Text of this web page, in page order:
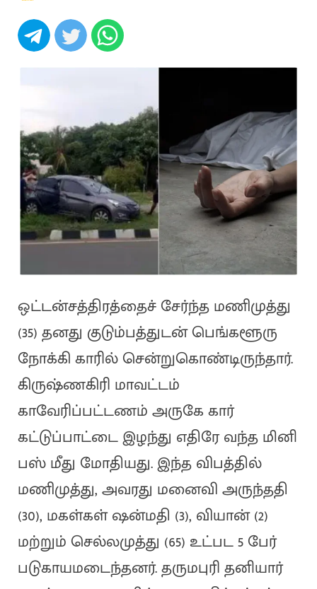
ஒட்டன்சத்திரத்தைச் சேர்ந்த மணிமுத்து
(35) தனது குடும்பத்துடன் பெங்களூரு
நோக்கி காரில் சென்றுகொண்டிருந்தார்.
கிருஷ்ணகிரி மாவட்டம்
காவேரிப்பட்டணம் அருகே கார்
கட்டுப்பாட்டை இழந்து எதிரே வந்த மினி
பஸ் மீது மோதியது. இந்த விபத்தில்
மணிமுத்து, அவரது மனைவி அருந்ததி
(30), மகள்கள் ஷன்மதி (3), வியான் (2)
மற்றும் செல்லமுத்து (65) உட்பட 5 பேர்
படுகாயமடைந்தனர். தருமபுரி தனியார்